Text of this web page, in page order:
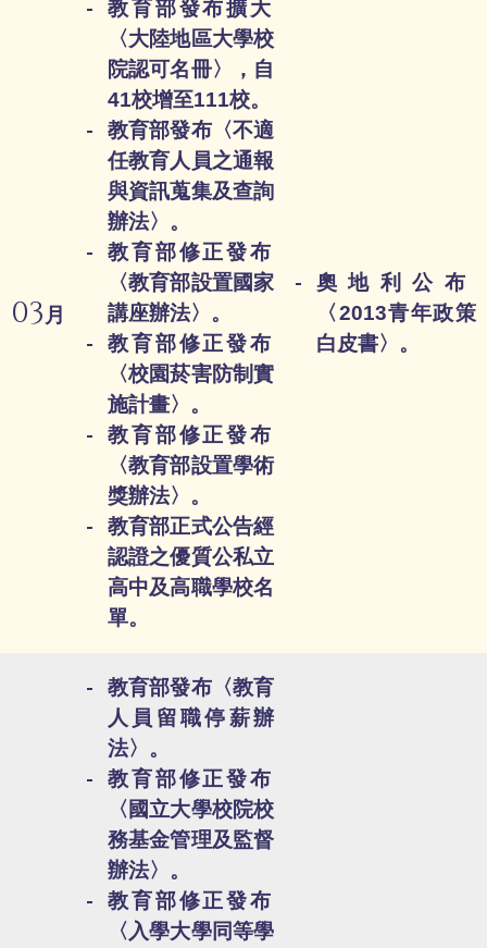
03 月
教育部發布擴大
〈大陸地區大學校
院認可名冊〉，自
41校增至111校。
教育部發布〈不適
任教育人員之通報
與資訊蒐集及查詢
辦法〉。
教育部修正發布
〈教育部設置國家
講座辦法〉。
教育部修正發布
〈校園菸害防制實
施計畫〉。
教育部修正發布
〈教育部設置學術
獎辦法〉。
教育部正式公告經
認證之優質公私立
高中及高職學校名
單。
奧地利公布
〈2013青年政策
白皮書〉。
教育部發布〈教育
人員留職停薪辦
法〉。
教育部修正發布
〈國立大學校院校
務基金管理及監督
辦法〉。
教育部修正發布
〈入學大學同等學